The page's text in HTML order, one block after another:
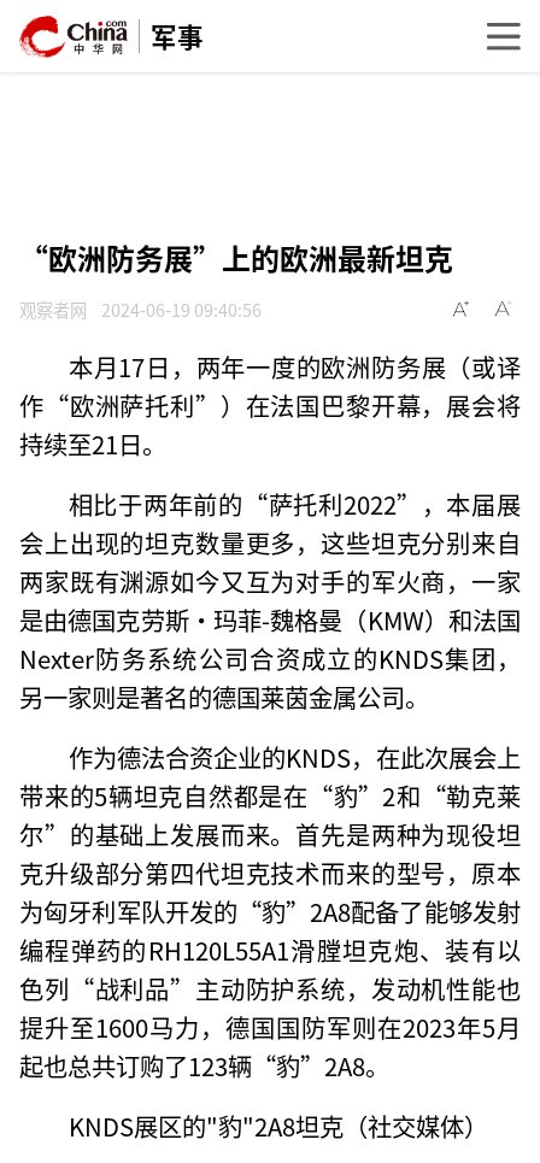
军事
“欧洲防务展”上的欧洲最新坦克
观察者网 2024-06-19 09:40:56
本月17日，两年一度的欧洲防务展（或译
作“欧洲萨托利”）在法国巴黎开幕，展会将
持续至21日。
相比于两年前的“萨托利2022”，本届展
会上出现的坦克数量更多，这些坦克分别来自
两家既有渊源如今又互为对手的军火商，一家
是由德国克劳斯·玛菲-魏格曼（KMW）和法国
Nexter防务系统公司合资成立的KNDS集团，
另一家则是著名的德国莱茵金属公司。
作为德法合资企业的KNDS，在此次展会上
带来的5辆坦克自然都是在“豹”2和“勒克莱
尔”的基础上发展而来。首先是两种为现役坦
克升级部分第四代坦克技术而来的型号，原本
为匈牙利军队开发的“豹”2A8配备了能够发射
编程弹药的RH120L55A1滑膛坦克炮、装有以
色列“战利品”主动防护系统，发动机性能也
提升至1600马力，德国国防军则在2023年5月
起也总共订购了123辆“豹”2A8。
KNDS展区的"豹"2A8坦克（社交媒体）